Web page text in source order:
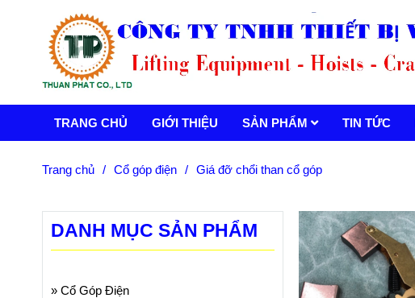
TRANG CHỦ GIỚI THIỆU SẢN PHẨM TIN TỨC
Trang chủ / Cổ góp điện / Giá đỡ chổi than cổ góp
DANH MỤC SẢN PHẨM
» Cổ Góp Điện